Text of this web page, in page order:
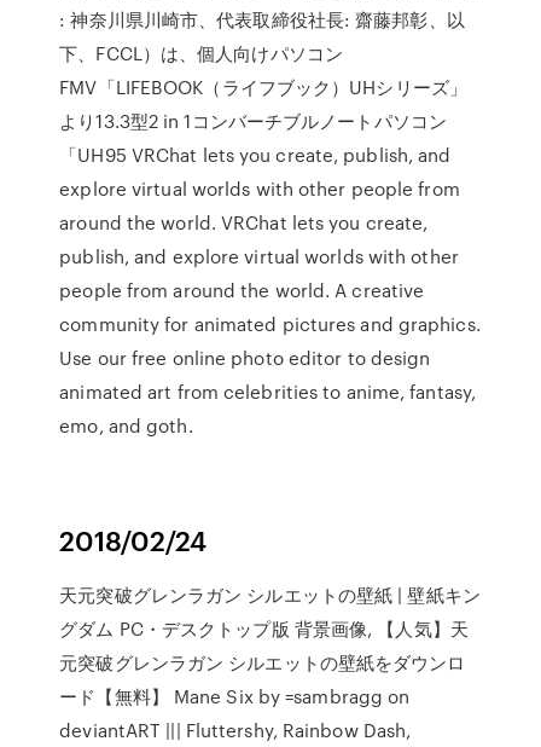
: 神奈川県川崎市、代表取締役社長: 齋藤邦彰、以
下、FCCL）は、個人向けパソコン
FMV「LIFEBOOK（ライフブック）UHシリーズ」
より13.3型2 in 1コンバーチブルノートパソコン
「UH95 VRChat lets you create, publish, and
explore virtual worlds with other people from
around the world. VRChat lets you create,
publish, and explore virtual worlds with other
people from around the world. A creative
community for animated pictures and graphics.
Use our free online photo editor to design
animated art from celebrities to anime, fantasy,
emo, and goth.
2018/02/24
天元突破グレンラガン シルエットの壁紙 | 壁紙キン
グダム PC・デスクトップ版 背景画像, 【人気】天
元突破グレンラガン シルエットの壁紙をダウンロ
ード【無料】 Mane Six by =sambragg on
deviantART ||| Fluttershy, Rainbow Dash,